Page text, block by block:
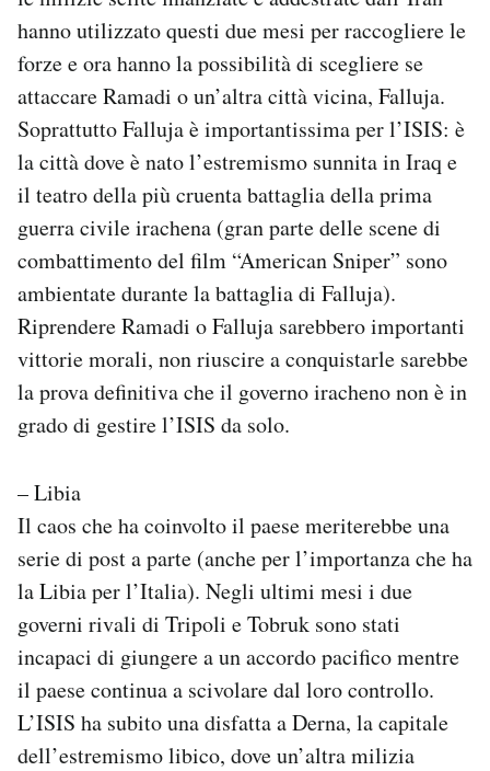
hanno utilizzato questi due mesi per raccogliere le
forze e ora hanno la possibilità di scegliere se
attaccare Ramadi o un’altra città vicina, Falluja.
Soprattutto Falluja è importantissima per l’ISIS: è
la città dove è nato l’estremismo sunnita in Iraq e
il teatro della più cruenta battaglia della prima
guerra civile irachena (gran parte delle scene di
combattimento del film “American Sniper” sono
ambientate durante la battaglia di Falluja).
Riprendere Ramadi o Falluja sarebbero importanti
vittorie morali, non riuscire a conquistarle sarebbe
la prova definitiva che il governo iracheno non è in
grado di gestire l’ISIS da solo.
– Libia
Il caos che ha coinvolto il paese meriterebbe una
serie di post a parte (anche per l’importanza che ha
la Libia per l’Italia). Negli ultimi mesi i due
governi rivali di Tripoli e Tobruk sono stati
incapaci di giungere a un accordo pacifico mentre
il paese continua a scivolare dal loro controllo.
L’ISIS ha subito una disfatta a Derna, la capitale
dell’estremismo libico, dove un’altra milizia